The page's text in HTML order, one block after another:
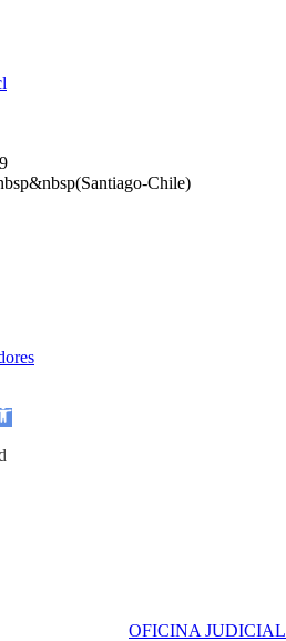
OFICINA JUDICIAL
Chile)